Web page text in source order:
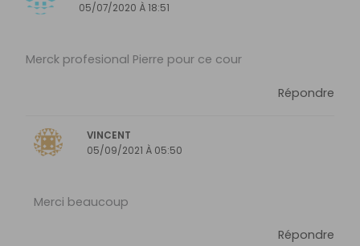
05/07/2020 À 18:51
Merck profesional Pierre pour ce cour
Répondre
VINCENT
05/09/2021 À 05:50
Merci beaucoup
Répondre